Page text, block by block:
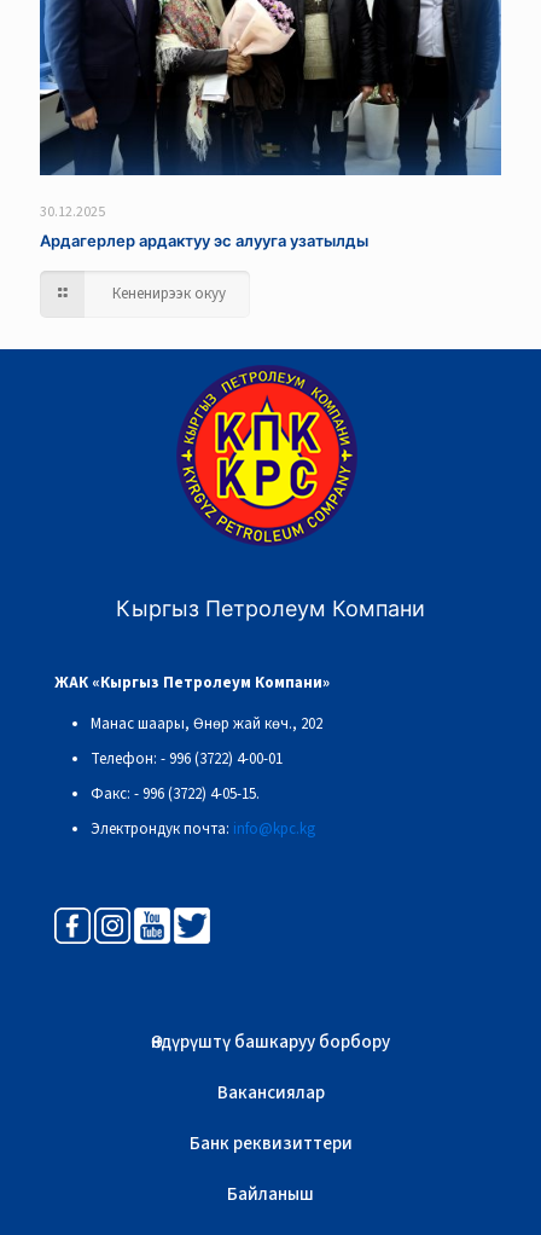
30.12.2025
Ардагерлер ардактуу эс алууга узатылды
Кененирээк окуу
Кыргыз Петролеум Компани
ЖАК «Кыргыз Петролеум Компани»
Манас шаары, Өнөр жай көч., 202
Телефон: - 996 (3722) 4-00-01
Факс: - 996 (3722) 4-05-15.
Электрондук почта: info@kpc.kg
Өндүрүштү башкаруу борбору
Вакансиялар
Банк реквизиттери
Байланыш